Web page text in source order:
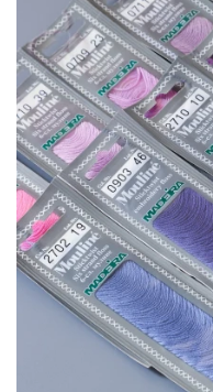
Изображения и цвет
отличаться от оригинала
настроек вашего монитора, а